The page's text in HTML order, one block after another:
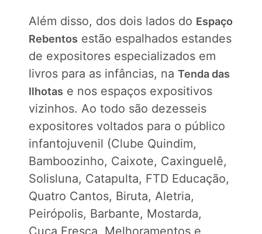
Além disso, dos dois lados do Espaço
Rebentos estão espalhados estandes
de expositores especializados em
livros para as infâncias, na Tenda das
Ilhotas e nos espaços expositivos
vizinhos. Ao todo são dezesseis
expositores voltados para o público
infantojuvenil (Clube Quindim,
Bamboozinho, Caixote, Caxinguelê,
Solisluna, Catapulta, FTD Educação,
Quatro Cantos, Biruta, Aletria,
Peirópolis, Barbante, Mostarda,